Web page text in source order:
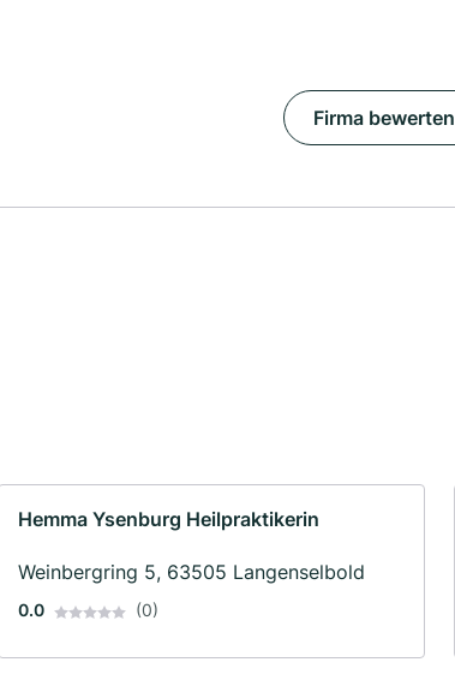
Firma bewerten
Hemma Ysenburg Heilpraktikerin
Weinbergring 5, 63505 Langenselbold
0.0 (0)